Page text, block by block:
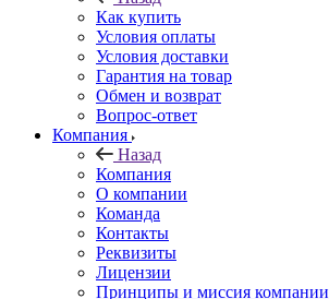
Как купить
Условия оплаты
Условия доставки
Гарантия на товар
Обмен и возврат
Вопрос-ответ
Компания
Назад
Компания
О компании
Команда
Контакты
Реквизиты
Лицензии
Принципы и миссия компании